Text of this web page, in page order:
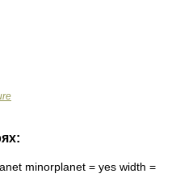
minorplanet = yes width =